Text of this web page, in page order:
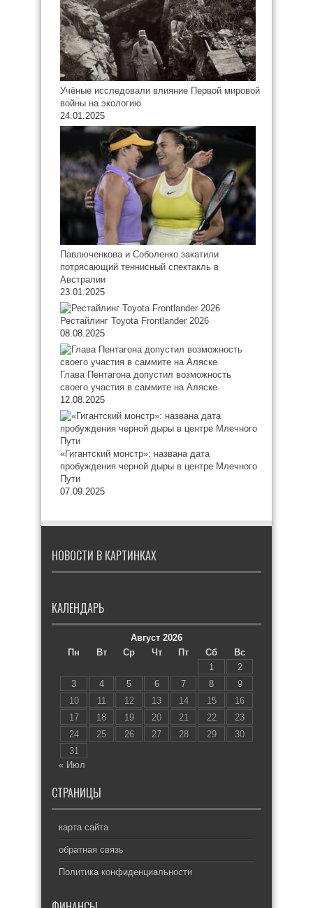
Учёные исследовали влияние Первой мировой
войны на экологию
24.01.2025
Павлюченкова и Соболенко закатили
потрясающий теннисный спектакль в
Австралии
23.01.2025
Рестайлинг Toyota Frontlander 2026
08.08.2025
Глава Пентагона допустил возможность
своего участия в саммите на Аляске
12.08.2025
«Гигантский монстр»: названа дата
пробуждения черной дыры в центре Млечного
Пути
07.09.2025
НОВОСТИ В КАРТИНКАХ
КАЛЕНДАРЬ
Август 2026
Пн
Вт Ср Чт Пт Сб
Вс
1
2
3
4 5 6 7 8
9
10
11 12 13 14 15
16
17
18 19 20 21 22
23
24
25 26 27 28 29
30
31
« Июл
СТРАНИЦЫ
карта сайта
обратная связь
Политика конфиденциальности